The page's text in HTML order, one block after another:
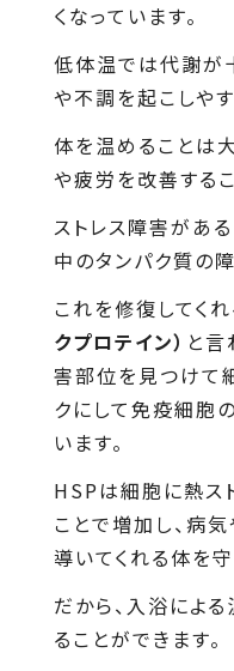
くなっています。
低体温では代謝が
や不調を起こしやす
体を温めることは
や疲労を改善する
ストレス障害があ
中のタンパク質の
これを修復してく
クプロテイン） と言
害部位を見つけて
クにして免疫細胞
います。
HSPは細胞に熱ス
ことで増加し、病
導いてくれる体を
だから、入浴によ
ることができます。